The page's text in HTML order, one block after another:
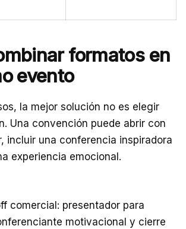
formatos en
evento
la mejor solución no es elegir
Una convención puede abrir con
incluir una conferencia inspiradora
experiencia emocional.
comercial: presentador para
motivacional y cierre